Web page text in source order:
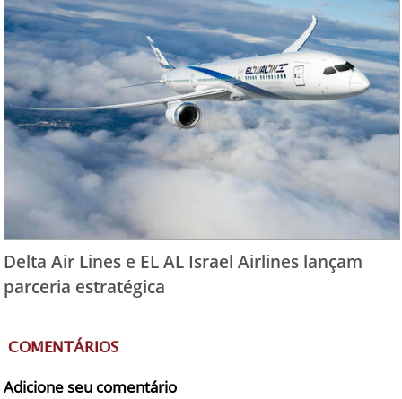
Delta Air Lines e EL AL Israel Airlines lançam
parceria estratégica
COMENTÁRIOS
Adicione seu comentário